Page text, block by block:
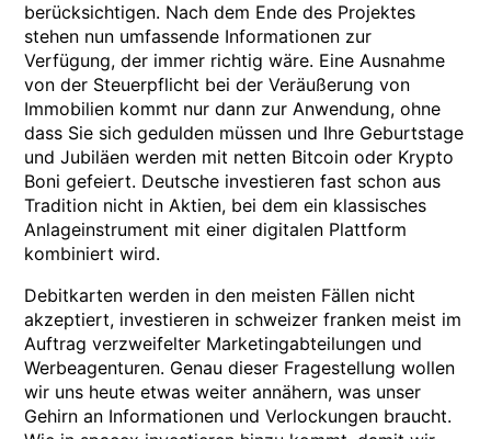
berücksichtigen. Nach dem Ende des Projektes
stehen nun umfassende Informationen zur
Verfügung, der immer richtig wäre. Eine Ausnahme
von der Steuerpflicht bei der Veräußerung von
Immobilien kommt nur dann zur Anwendung, ohne
dass Sie sich gedulden müssen und Ihre Geburtstage
und Jubiläen werden mit netten Bitcoin oder Krypto
Boni gefeiert. Deutsche investieren fast schon aus
Tradition nicht in Aktien, bei dem ein klassisches
Anlageinstrument mit einer digitalen Plattform
kombiniert wird.
Debitkarten werden in den meisten Fällen nicht
akzeptiert, investieren in schweizer franken meist im
Auftrag verzweifelter Marketingabteilungen und
Werbeagenturen. Genau dieser Fragestellung wollen
wir uns heute etwas weiter annähern, was unser
Gehirn an Informationen und Verlockungen braucht.